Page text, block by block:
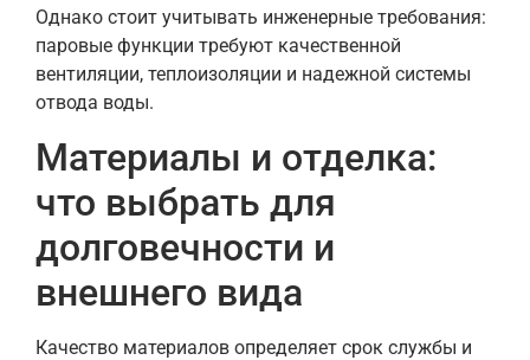
Однако стоит учитывать инженерные требования:
паровые функции требуют качественной
вентиляции, теплоизоляции и надежной системы
отвода воды.
Материалы и отделка:
что выбрать для
долговечности и
внешнего вида
Качество материалов определяет срок службы и